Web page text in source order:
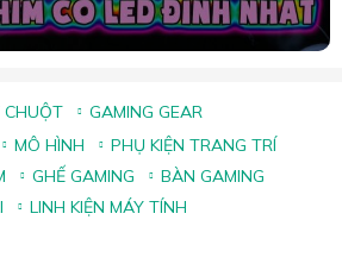
CHUỘT
GAMING GEAR
MÔ HÌNH
PHỤ KIỆN TRANG TRÍ
GHẾ GAMING
BÀN GAMING
LINH KIỆN MÁY TÍNH